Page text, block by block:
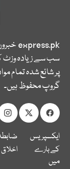
express.pk
سب سے زیادہ وزٹ
پر شائع شدہ تمام
گروپ محفوظ ہیں۔
ایکسپریس
کے بارے
میں
اخلاق